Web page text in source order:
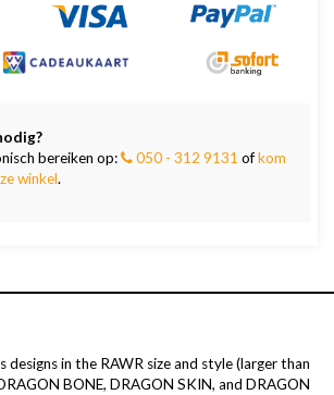
bereiken op:
050 - 312 9131 ofkom
winkel.
designs in the RAWR size and style (larger than
BONE, DRAGON SKIN, and DRAGON